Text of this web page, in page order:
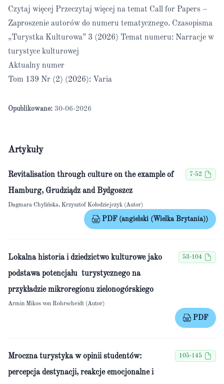
Czytaj więcej Przeczytaj więcej na temat Call for Papers –
Zaproszenie autorów do numeru tematycznego. Czasopisma
„Turystka Kulturowa” 3 (2026) Temat numeru: Narracje w
turystyce kulturowej
Aktualny numer
Tom 139 Nr (2) (2026): Varia
Opublikowane: 30-06-2026
Artykuły
Revitalisation through culture on the example of
Hamburg, Grudziądz and Bydgoszcz
7-52
Dagmara Chylińska, Krzysztof Kołodziejczyk (Autor)
PDF (angielski (Wielka Brytania))
Lokalna historia i dziedzictwo kulturowe jako
podstawa potencjału turystycznego na
przykładzie mikroregionu zielonogórskiego
53-104
Armin Mikos von Rohrscheidt (Autor)
PDF
Mroczna turystyka w opinii studentów:
percepcja destynacji, reakcje emocjonalne i
105-145